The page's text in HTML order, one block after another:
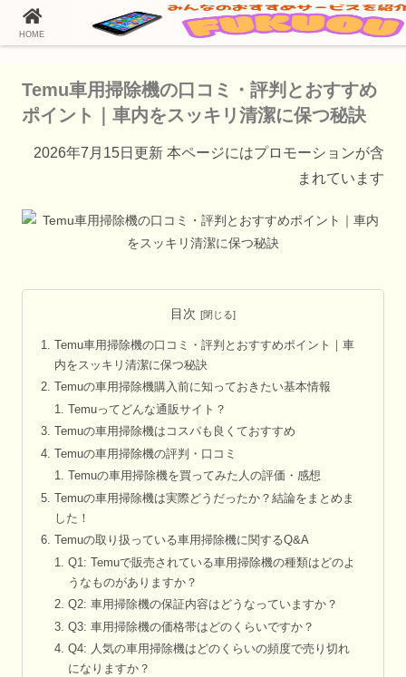
ホーム Temu（テム）の通販情報
Temu車用掃除機の口コミ・評判とおすすめ
ポイント｜車内をスッキリ清潔に保つ秘訣
2026年7月15日更新 本ページにはプロモーションが含
まれています
目次
Temu車用掃除機の口コミ・評判とおすすめポイント｜車
内をスッキリ清潔に保つ秘訣
Temuの車用掃除機購入前に知っておきたい基本情報
Temuってどんな通販サイト？
Temuの車用掃除機はコスパも良くておすすめ
Temuの車用掃除機の評判・口コミ
Temuの車用掃除機を買ってみた人の評価・感想
Temuの車用掃除機は実際どうだったか？結論をまとめま
した！
Temuの取り扱っている車用掃除機に関するQ&A
Q1: Temuで販売されている車用掃除機の種類はどのよ
うなものがありますか？
Q2: 車用掃除機の保証内容はどうなっていますか？
Q3: 車用掃除機の価格帯はどのくらいですか？
Q4: 人気の車用掃除機はどのくらいの頻度で売り切れ
になりますか？
HOME